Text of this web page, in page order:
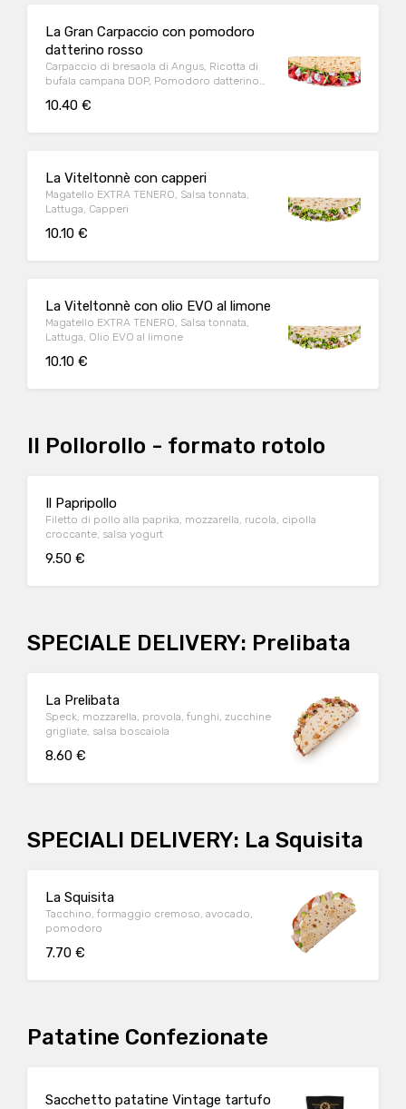
La Gran Carpaccio con pomodoro
datterino rosso
Carpaccio di bresaola di Angus, Ricotta di
bufala campana DOP, Pomodoro datterino
10.40 €
La Viteltonnè con capperi
Magatello EXTRA TENERO, Salsa tonnata,
Lattuga, Capperi
10.10 €
La Viteltonnè con olio EVO al limone
Magatello EXTRA TENERO, Salsa tonnata,
Lattuga, Olio EVO al limone
10.10 €
Il Pollorollo - formato rotolo
Il Papripollo
Filetto di pollo alla paprika, mozzarella, rucola, cipolla
croccante, salsa yogurt
9.50 €
SPECIALE DELIVERY: Prelibata
La Prelibata
Speck, mozzarella, provola, funghi, zucchine
grigliate, salsa boscaiola
8.60 €
SPECIALI DELIVERY: La Squisita
La Squisita
Tacchino, formaggio cremoso, avocado,
pomodoro
7.70 €
Patatine Confezionate
Sacchetto patatine Vintage tartufo